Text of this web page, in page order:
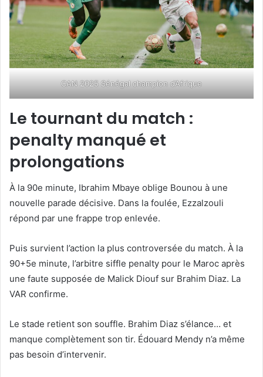
CAN 2025 Sénégal champion d’Afrique
Le tournant du match :
penalty manqué et
prolongations
À la 90e minute, Ibrahim Mbaye oblige Bounou à une
nouvelle parade décisive. Dans la foulée, Ezzalzouli
répond par une frappe trop enlevée.
Puis survient l’action la plus controversée du match. À la
90+5e minute, l’arbitre siffle penalty pour le Maroc après
une faute supposée de Malick Diouf sur Brahim Diaz. La
VAR confirme.
Le stade retient son souffle. Brahim Diaz s’élance… et
manque complètement son tir. Édouard Mendy n’a même
pas besoin d’intervenir.